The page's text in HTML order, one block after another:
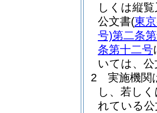
しくは縦
公文書(東
号)第二条
条第十二号
いては、
2
実施機関
し、若し
れている